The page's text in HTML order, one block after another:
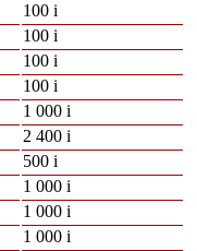
100 i
100 i
100 i
100 i
1 000 i
2 400 i
500 i
1 000 i
1 000 i
1 000 i